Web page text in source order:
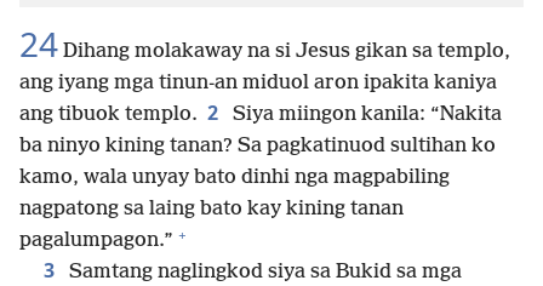
24 Dihang molakaway na si Jesus gikan sa templo,
ang iyang mga tinun-an miduol aron ipakita kaniya
ang tibuok templo. 2
Siya miingon kanila: “Nakita
ba ninyo kining tanan? Sa pagkatinuod sultihan ko
kamo, wala unyay bato dinhi nga magpabiling
nagpatong sa laing bato kay kining tanan
pagalumpagon.” +
3
Samtang naglingkod siya sa Bukid sa mga